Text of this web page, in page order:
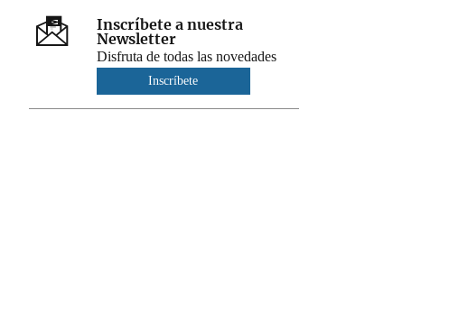
Inscríbete a nuestra
Newsletter
Disfruta de todas las novedades
Inscríbete